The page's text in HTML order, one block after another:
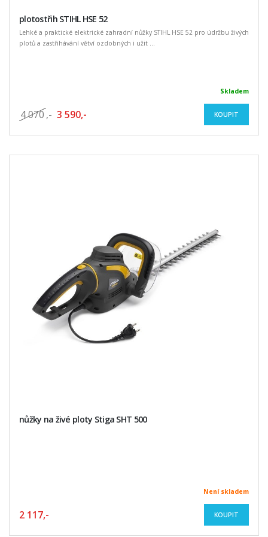
plotostřih STIHL HSE 52
Lehké a praktické elektrické zahradní nůžky STIHL HSE 52 pro údržbu živých
plotů a zastřihávání větví ozdobných i užit ...
Skladem
4 070 ,- 3 590,- KOUPIT
nůžky na živé ploty Stiga SHT 500
Není skladem
2 117,- KOUPIT